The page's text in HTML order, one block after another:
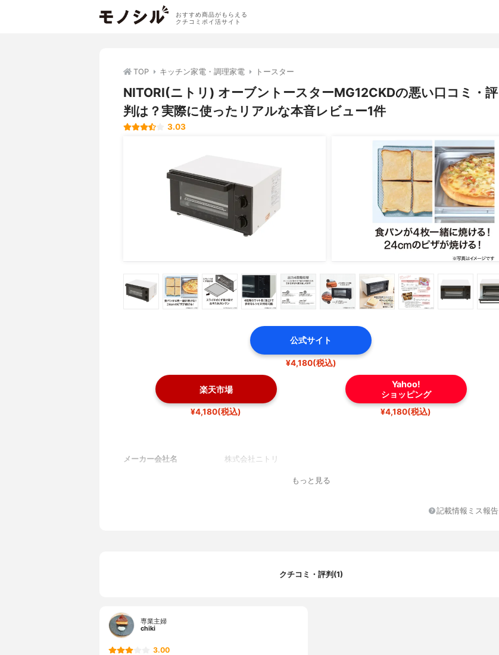
おすすめ商品がもらえる
クチコミポイ活サイト
TOP キッチン家電・調理家電 トースター
NITORI(ニトリ) オーブントースターMG12CKDの悪い口コミ・評
判は？実際に使ったリアルな本音レビュー1件
3.03
公式サイト
¥4,180(税込)
楽天市場
¥4,180(税込)
Yahoo!
ショッピング
¥4,180(税込)
メーカー会社名 株式会社ニトリ
もっと見る
記載情報ミス報告
クチコミ・評判(1)
専業主婦
chiki
3.00